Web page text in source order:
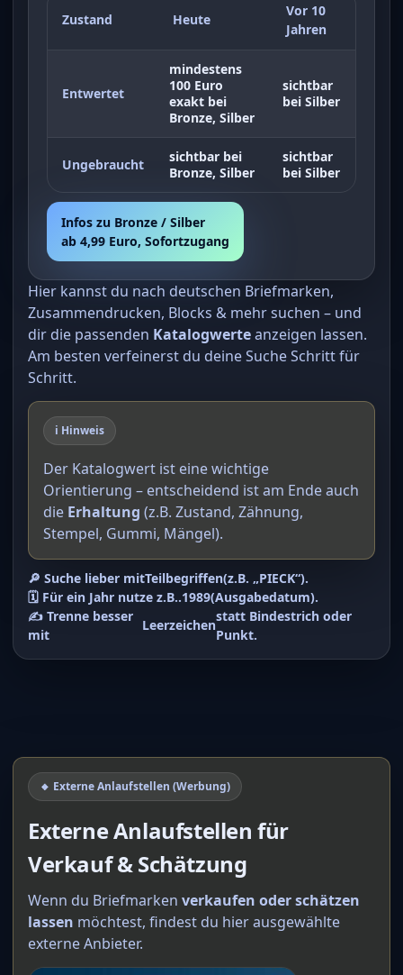
Zustand Heute
Vor 10
Jahren
Entwertet
mindestens
100 Euro
exakt bei
Bronze, Silber
sichtbar
bei Silber
Ungebraucht
sichtbar bei
Bronze, Silber
sichtbar
bei Silber
Infos zu Bronze / Silber
ab 4,99 Euro, Sofortzugang
Hier kannst du nach deutschen Briefmarken,
Zusammendrucken, Blocks & mehr suchen – und
dir die passenden Katalogwerteanzeigen lassen.
Am besten verfeinerst du deine Suche Schritt für
Schritt.
ℹ️ Hinweis
Der Katalogwert ist eine wichtige
Orientierung – entscheidend ist am Ende auch
die Erhaltung (z.B. Zustand, Zähnung,
Stempel, Gummi, Mängel).
🔎 Suche lieber mitTeilbegriffen(z.B. „PIECK“).
🗓️ Für ein Jahr nutze z.B..1989(Ausgabedatum).
✍️ Trenne besser
mit
Leerzeichen
statt Bindestrich oder
Punkt.
🔸 Externe Anlaufstellen (Werbung)
Externe Anlaufstellen für
Verkauf & Schätzung
Wenn du Briefmarken verkaufen oder schätzen
lassen möchtest, findest du hier ausgewählte
externe Anbieter.